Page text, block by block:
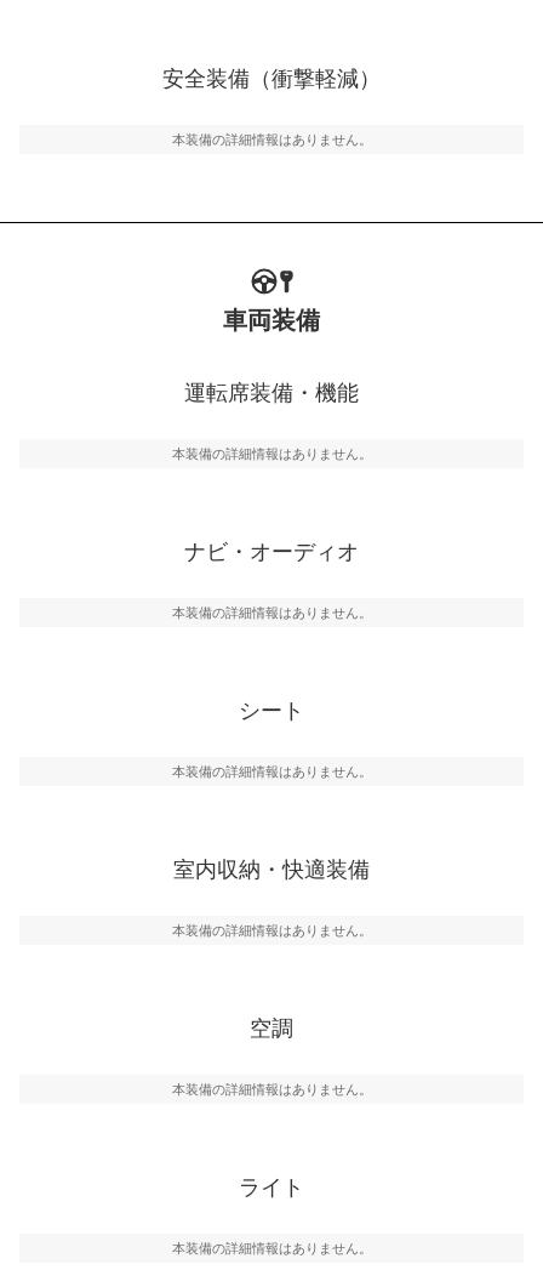
万が一車体が衝撃を受けたときに、運転者・同乗者を守
るSRSエアバッグシステム、プリテンショナーシートベ
安全装備（衝撃軽減）
本装備の詳細情報はありません。
車両装備
運転席装備・機能
本装備の詳細情報はありません。
ナビ・オーディオ
本装備の詳細情報はありません。
シート
本装備の詳細情報はありません。
室内収納・快適装備
本装備の詳細情報はありません。
空調
本装備の詳細情報はありません。
ライト
本装備の詳細情報はありません。